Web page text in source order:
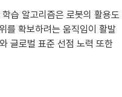
습 알고리즘은 로봇의 활용도
를 확보하려는 움직임이 활발
글로벌 표준 선점 노력 또한